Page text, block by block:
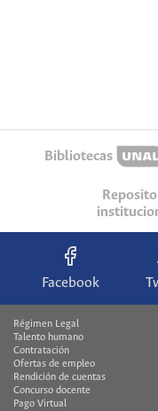
Bibliotecas
Facebook
Régimen Legal
Talento humano
Contratación
Ofertas de empleo
Rendición de cuentas
Concurso docente
Pago Virtual